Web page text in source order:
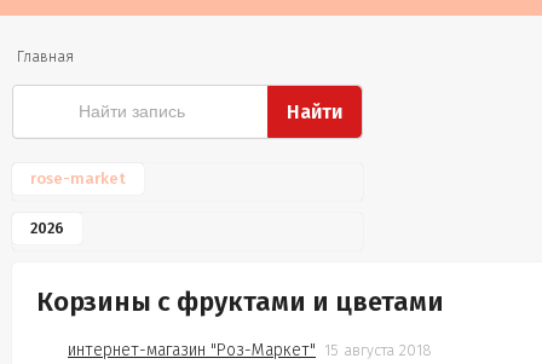
Главная
Найти
rose-market
2026
Корзины с фруктами и цветами
интернет-магазин "Роз-Маркет" 15 августа 2018